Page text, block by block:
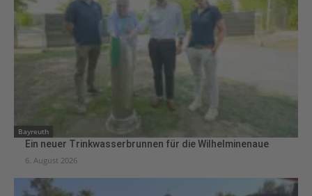
Bayreuth
Ein neuer Trinkwasserbrunnen für die Wilhelminenaue
6. August 2026